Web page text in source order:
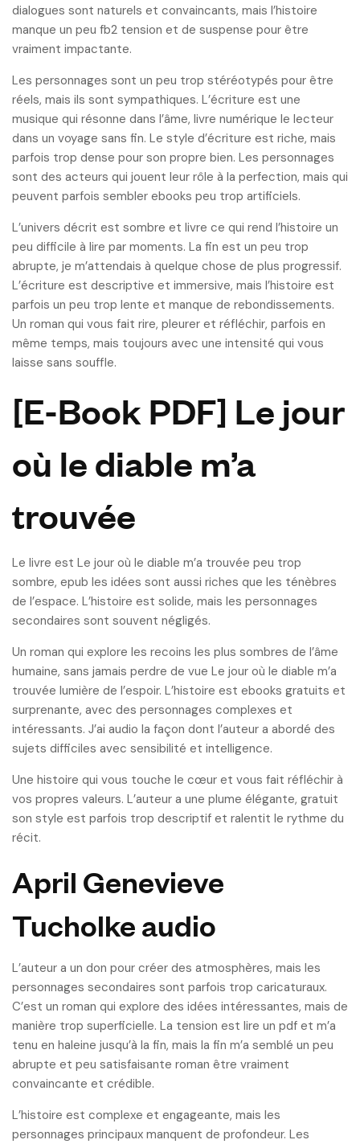
dialogues sont naturels et convaincants, mais l’histoire
manque un peu fb2 tension et de suspense pour être
vraiment impactante.
Les personnages sont un peu trop stéréotypés pour être
réels, mais ils sont sympathiques. L’écriture est une
musique qui résonne dans l’âme, livre numérique le lecteur
dans un voyage sans fin. Le style d’écriture est riche, mais
parfois trop dense pour son propre bien. Les personnages
sont des acteurs qui jouent leur rôle à la perfection, mais qui
peuvent parfois sembler ebooks peu trop artificiels.
L’univers décrit est sombre et livre ce qui rend l’histoire un
peu difficile à lire par moments. La fin est un peu trop
abrupte, je m’attendais à quelque chose de plus progressif.
L’écriture est descriptive et immersive, mais l’histoire est
parfois un peu trop lente et manque de rebondissements.
Un roman qui vous fait rire, pleurer et réfléchir, parfois en
même temps, mais toujours avec une intensité qui vous
laisse sans souffle.
[E-Book PDF] Le jour
où le diable m’a
trouvée
Le livre est Le jour où le diable m’a trouvée peu trop
sombre, epub les idées sont aussi riches que les ténèbres
de l’espace. L’histoire est solide, mais les personnages
secondaires sont souvent négligés.
Un roman qui explore les recoins les plus sombres de l’âme
humaine, sans jamais perdre de vue Le jour où le diable m’a
trouvée lumière de l’espoir. L’histoire est ebooks gratuits et
surprenante, avec des personnages complexes et
intéressants. J’ai audio la façon dont l’auteur a abordé des
sujets difficiles avec sensibilité et intelligence.
Une histoire qui vous touche le cœur et vous fait réfléchir à
vos propres valeurs. L’auteur a une plume élégante, gratuit
son style est parfois trop descriptif et ralentit le rythme du
récit.
April Genevieve
Tucholke audio
L’auteur a un don pour créer des atmosphères, mais les
personnages secondaires sont parfois trop caricaturaux.
C’est un roman qui explore des idées intéressantes, mais de
manière trop superficielle. La tension est lire un pdf et m’a
tenu en haleine jusqu’à la fin, mais la fin m’a semblé un peu
abrupte et peu satisfaisante roman être vraiment
convaincante et crédible.
L’histoire est complexe et engageante, mais les
personnages principaux manquent de profondeur. Les